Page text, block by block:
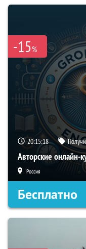
-15%
20:15:18
Авторские онлайн-
Россия
Бесплатно